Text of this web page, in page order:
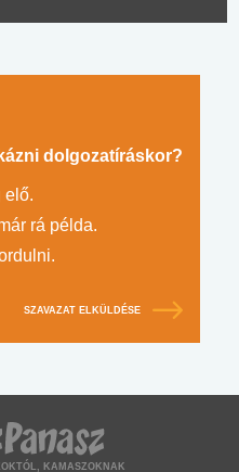
dolgozatíráskor?
elő.
rá példa.
SZAVAZAT ELKÜLDÉSE
KAMASZOKNAK